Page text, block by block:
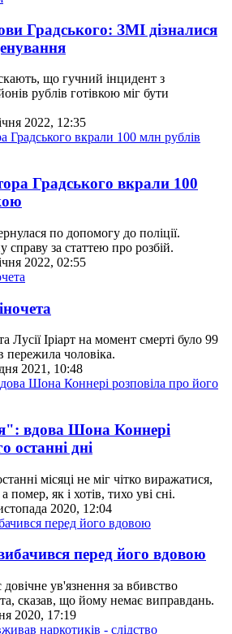
Градського: ЗМІ дізналися
що гучний інцидент з
рублів готівкою міг бути
2022, 12:35
Градського вкрали 100
по допомогу до поліції.
за статтею про розбій.
2022, 02:55
Лусії Іріарт на момент смерті було 99
пережила чоловіка.
2021, 10:48
вдова Шона Коннері
останні дні
місяці не міг чітко виражатися,
помер, як і хотів, тихо уві сні.
2020, 12:04
перед його вдовою
ув'язнення за вбивство
сказав, що йому немає виправдань.
2020, 17:19